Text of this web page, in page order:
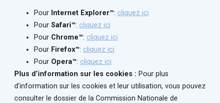
Pour Internet Explorer™: cliquez ici
Pour Safari™: cliquez ici
Pour Chrome™: cliquez ici
Pour Firefox™: cliquez ici
Pour Opera™: cliquez ici
Plus d’information sur les cookies : Pour plus
d’information sur les cookies et leur utilisation, vous pouvez
consulter le dossier de la Commission Nationale de